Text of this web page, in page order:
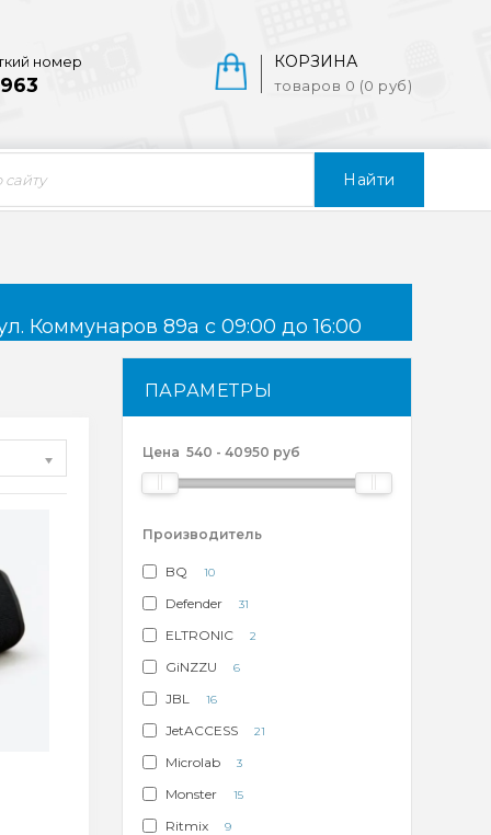
Найти
КОРЗИНА
товаров 0 (0 руб)
номер
963
Коммунаров 89а с 09:00 до 16:00
ПАРАМЕТРЫ
Цена 540 - 40950 руб
Производитель
BQ 10
Defender 31
ELTRONIC 2
GiNZZU 6
JBL 16
JetACCESS 21
Microlab 3
Monster 15
Ritmix 9